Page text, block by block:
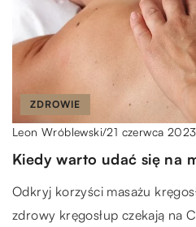
ZDROWIE
Leon Wróblewski/21 czerwca 2023
Kiedy warto udać się na
Odkryj korzyści masażu
zdrowy kręgosłup czekają na